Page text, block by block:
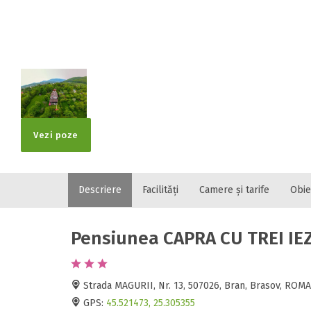
Vezi poze
Descriere Facilități Camere și tarife
Pensiunea CAPRA CU TREI
Strada MAGURII, Nr. 13, 507026, Bran, Brasov,
GPS: 45.521473, 25.305355
https://
E-mail
Numar